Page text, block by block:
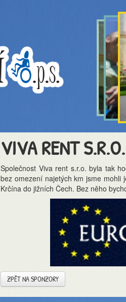
VIVA RENT S.R.O.
Společnost Viva rent s.r.o. byla tak
bez omezení najetých km jsme mohli
Krčína do jižních Čech. Bez něho
ZPĚT NA SPONZORY